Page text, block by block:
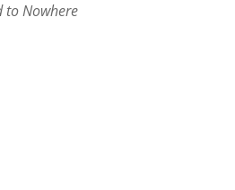
to Nowhere